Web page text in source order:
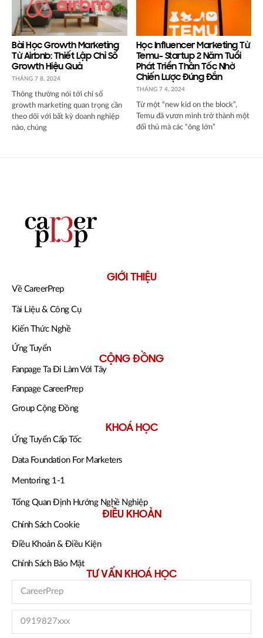
Bài Học Growth Marketing
Từ Airbnb: Thiết Lập Chỉ Số
Growth Hiệu Quả
THÁNG 7 8, 2024
Thông thường nói tới chỉ số
growth marketing quan trọng cần
theo dõi với bất kỳ doanh nghiệp
nào, chúng
Học Influencer Marketing Từ
Temu- Startup 2 Năm Tuổi
Phát Triển Thần Tốc Nhờ
Chiến Lược Đúng Đắn
THÁNG 7 4, 2024
Từ một “new kid on the block”,
Temu đã vươn mình trở thành một
đối thủ mà các “ông lớn”
GIỚI THIỆU
Về CareerPrep
Tài Liệu & Công Cụ
Kiến Thức Nghề
Ứng Tuyển
CỘNG ĐỒNG
Fanpage Ta Đi Làm Với Tây
Fanpage CareerPrep
Group Cộng Đồng
KHOÁ HỌC
Ứng Tuyển Cấp Tốc
Data Foundation For Marketers
Mentoring 1-1
Tổng Quan Định Hướng Nghề Nghiệp
ĐIỀU KHOẢN
Chính Sách Cookie
Điều Khoản & Điều Kiện
Chính Sách Bảo Mật
TƯ VẤN KHOÁ HỌC